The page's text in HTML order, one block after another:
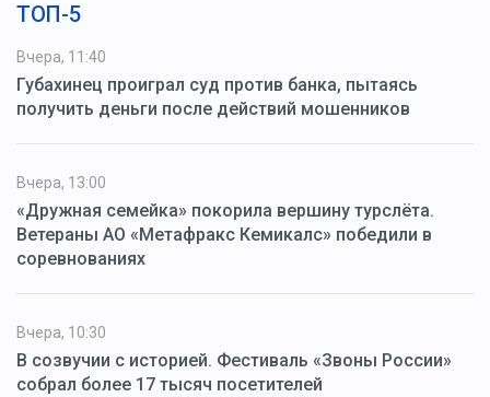
ТОП-5
Вчера, 11:40
Губахинец проиграл суд против банка, пытаясь
получить деньги после действий мошенников
Вчера, 13:00
«Дружная семейка» покорила вершину турслёта.
Ветераны АО «Метафракс Кемикалс» победили в
соревнованиях
Вчера, 10:30
В созвучии с историей. Фестиваль «Звоны России»
собрал более 17 тысяч посетителей